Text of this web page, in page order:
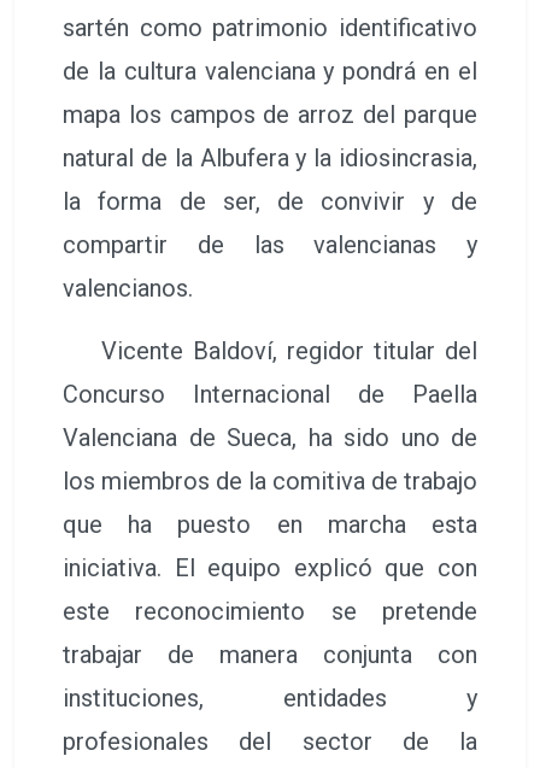
sartén como patrimonio identificativo
de la cultura valenciana y pondrá en el
mapa los campos de arroz del parque
natural de la Albufera y la idiosincrasia,
la forma de ser, de convivir y de
compartir de las valencianas y
valencianos.
Vicente Baldoví, regidor titular del
Concurso Internacional de Paella
Valenciana de Sueca, ha sido uno de
los miembros de la comitiva de trabajo
que ha puesto en marcha esta
iniciativa. El equipo explicó que con
este reconocimiento se pretende
trabajar de manera conjunta con
instituciones, entidades y
profesionales del sector de la